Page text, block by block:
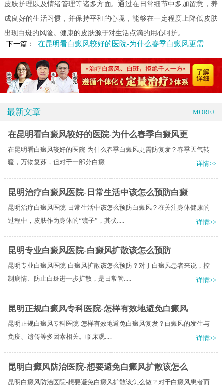
皮肤护理以及情绪管理等诸多方面。通过在日常细节中多加留意，养
成良好的生活习惯，并保持平和的心境，能够在一定程度上降低皮肤
出现白斑的风险。健康的皮肤源于对生活点滴的用心呵护。
下一篇：
在昆明看白癜风较好的医院-为什么春季白癜风更需防复发
最新文章 MORE+
在昆明看白癜风较好的医院-为什么春季白癜风更
在昆明看白癜风较好的医院-为什么春季白癜风更需防复发？​春季天气转
暖，万物复苏，但对于一部分白癜.....
详情>>
昆明治疗白癜风医院-日常生活中该怎么预防白癜
昆明治疗白癜风医院-日常生活中该怎么预防白癜风？在关注身体健康的
过程中，皮肤作为身体的“镜子”，其状.....
详情>>
昆明专业白癜风医院-白癜风扩散该怎么预防
昆明专业白癜风医院-白癜风扩散该怎么预防？对于白癜风患者来说，控
制病情、防止白斑进一步扩散，是日常管.....
详情>>
昆明正规白癜风专科医院-怎样有效地避免白癜风
昆明正规白癜风专科医院-怎样有效地避免白癜风复发？​白癜风的发生与
免疫、遗传等多因素相关。临床观.....
详情>>
昆明白癜风防治医院-想要避免白癜风扩散该怎么
昆明白癜风防治医院-想要避免白癜风扩散该怎么做？对于白癜风患者而